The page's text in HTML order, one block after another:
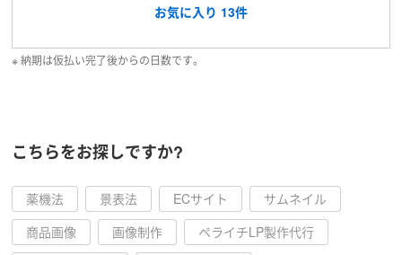
こちらをお探しですか?
薬機法 景表法 ECサイト
サムネイル
商品画像
画像制作
ペライチLP製作代行
お気に入り 13件
※ 納期は仮払い完了後からの日数です。